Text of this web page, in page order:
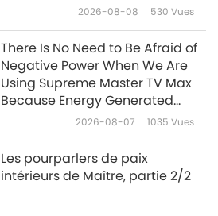
They Shoot Babies, Dont They?
The Canadian Seal Hunt Part 2
The Unconscionable Cruelty
2026-08-08 530 Vues
There Is No Need to Be Afraid of
Negative Power When We Are
Using Supreme Master TV Max
Because Energy Generated
from It Is Far More Powerful than
2026-08-07 1035 Vues
Les pourparlers de paix
intérieurs de Maître, partie 2/2